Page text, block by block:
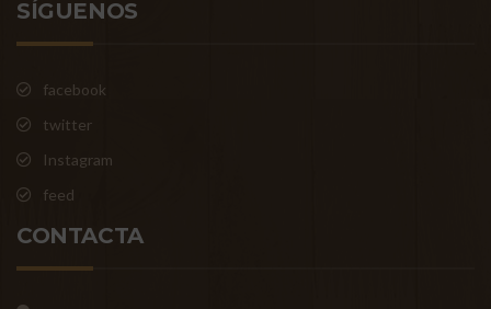
SÍGUENOS
facebook
twitter
Instagram
feed
CONTACTA